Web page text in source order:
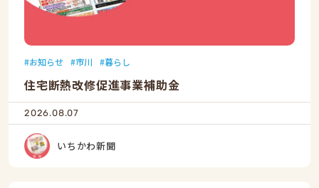
お知らせ 市川 暮らし
住宅断熱改修促進事業補助金
2026.08.07
いちかわ新聞